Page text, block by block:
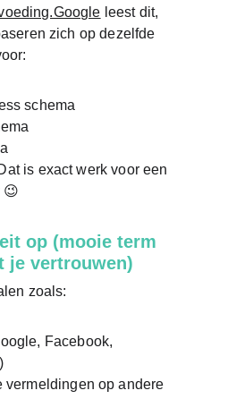
leest dit,
zich op dezelfde
schema
is exact werk voor een
😉
op (mooie term
je vertrouwen)
zoals:
Facebook,
vermeldingen op andere